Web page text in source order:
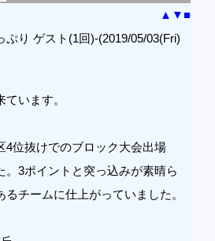
▲ ▼■
り ゲスト(1回)-(2019/05/03(Fri)
います。
4位抜けでのブロック大会出場
。3ポイントと突っ込みが素晴ら
るチームに仕上がっていました。